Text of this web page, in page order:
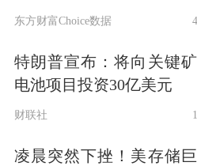
东方财富Choice数据
特朗普宣布：将向关键
电池项目投资30亿美元
财联社
凌晨突然下挫！美存储